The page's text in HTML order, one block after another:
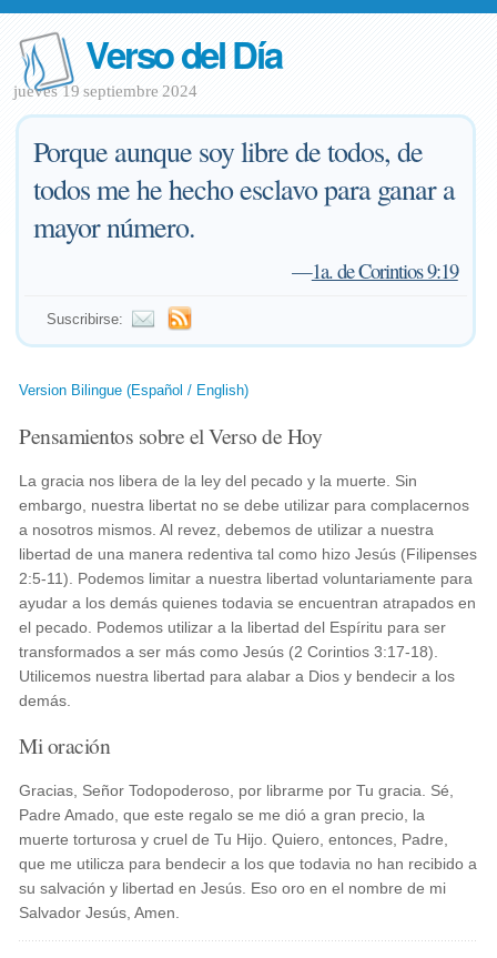
Verso del Día
jueves 19 septiembre 2024
Porque aunque soy libre de todos, de
todos me he hecho esclavo para ganar a
mayor número.
—1a. de Corintios 9:19
Suscribirse:
Version Bilingue (Español / English)
Pensamientos sobre el Verso de Hoy
La gracia nos libera de la ley del pecado y la muerte. Sin
embargo, nuestra libertat no se debe utilizar para complacernos
a nosotros mismos. Al revez, debemos de utilizar a nuestra
libertad de una manera redentiva tal como hizo Jesús (Filipenses
2:5-11). Podemos limitar a nuestra libertad voluntariamente para
ayudar a los demás quienes todavia se encuentran atrapados en
el pecado. Podemos utilizar a la libertad del Espíritu para ser
transformados a ser más como Jesús (2 Corintios 3:17-18).
Utilicemos nuestra libertad para alabar a Dios y bendecir a los
demás.
Mi oración
Gracias, Señor Todopoderoso, por librarme por Tu gracia. Sé,
Padre Amado, que este regalo se me dió a gran precio, la
muerte torturosa y cruel de Tu Hijo. Quiero, entonces, Padre,
que me utilicza para bendecir a los que todavia no han recibido a
su salvación y libertad en Jesús. Eso oro en el nombre de mi
Salvador Jesús, Amen.